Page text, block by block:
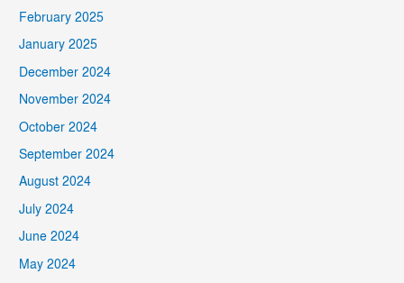
February 2025
January 2025
December 2024
November 2024
October 2024
September 2024
August 2024
July 2024
June 2024
May 2024